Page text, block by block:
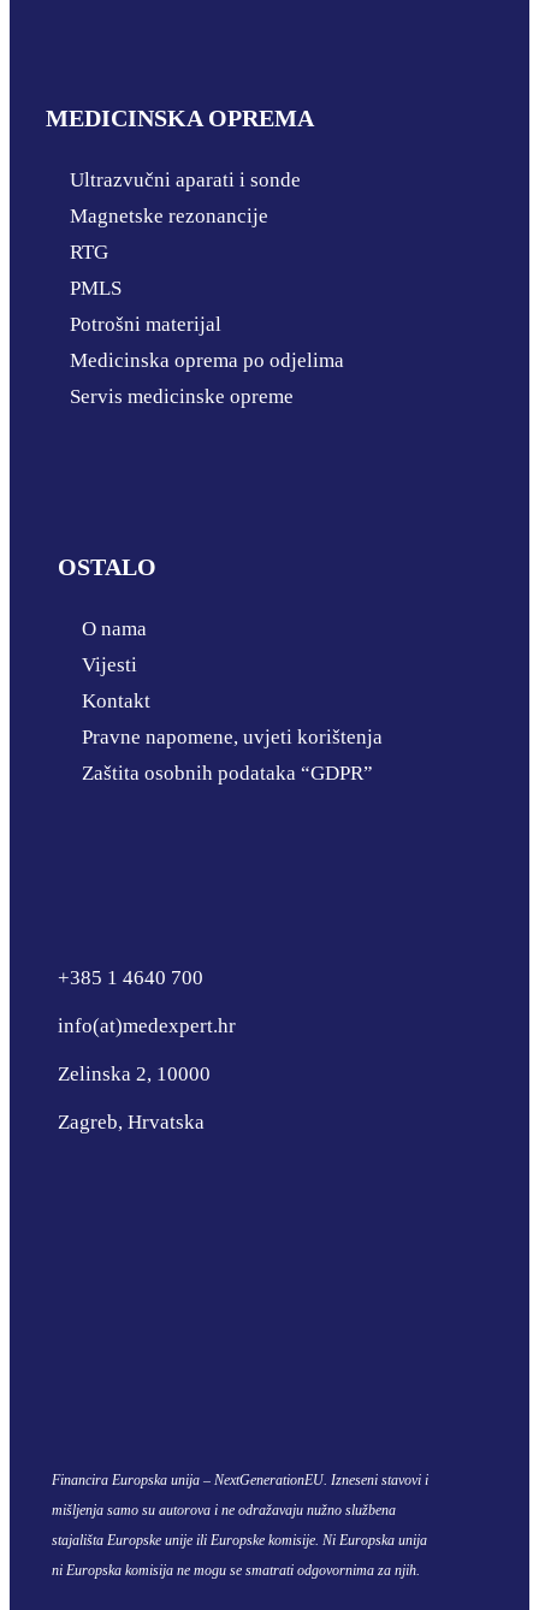
MEDICINSKA OPREMA
Ultrazvučni aparati i sonde
Magnetske rezonancije
RTG
PMLS
Potrošni materijal
Medicinska oprema po odjelima
Servis medicinske opreme
OSTALO
O nama
Vijesti
Kontakt
Pravne napomene, uvjeti korištenja
Zaštita osobnih podataka “GDPR”
+385 1 4640 700
info(at)medexpert.hr
Zelinska 2, 10000
Zagreb, Hrvatska
Financira Europska unija – NextGenerationEU. Izneseni stavovi i
mišljenja samo su autorova i ne odražavaju nužno službena
stajališta Europske unije ili Europske komisije. Ni Europska unija
ni Europska komisija ne mogu se smatrati odgovornima za njih.